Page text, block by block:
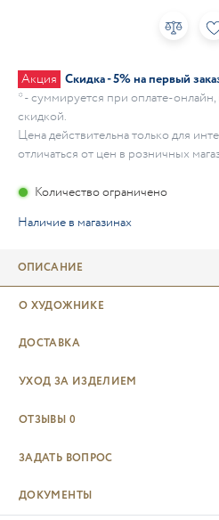
Акция Скидка - 5% на первый
* - суммируется при оплате-онлайн,
скидкой.
Цена действительна только для
отличаться от цен в розничных
Количество ограничено
Наличие в магазинах
ОПИСАНИЕ
О ХУДОЖНИКЕ
ДОСТАВКА
УХОД ЗА ИЗДЕЛИЕМ
ОТЗЫВЫ 0
ЗАДАТЬ ВОПРОС
ДОКУМЕНТЫ